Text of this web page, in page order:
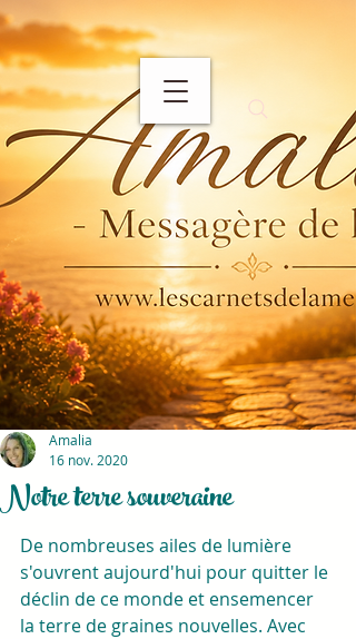
Notre terre souveraine
Amalia
16 nov. 2020
De nombreuses ailes de lumière
s'ouvrent aujourd'hui pour quitter le
déclin de ce monde et ensemencer
la terre de graines nouvelles. Avec